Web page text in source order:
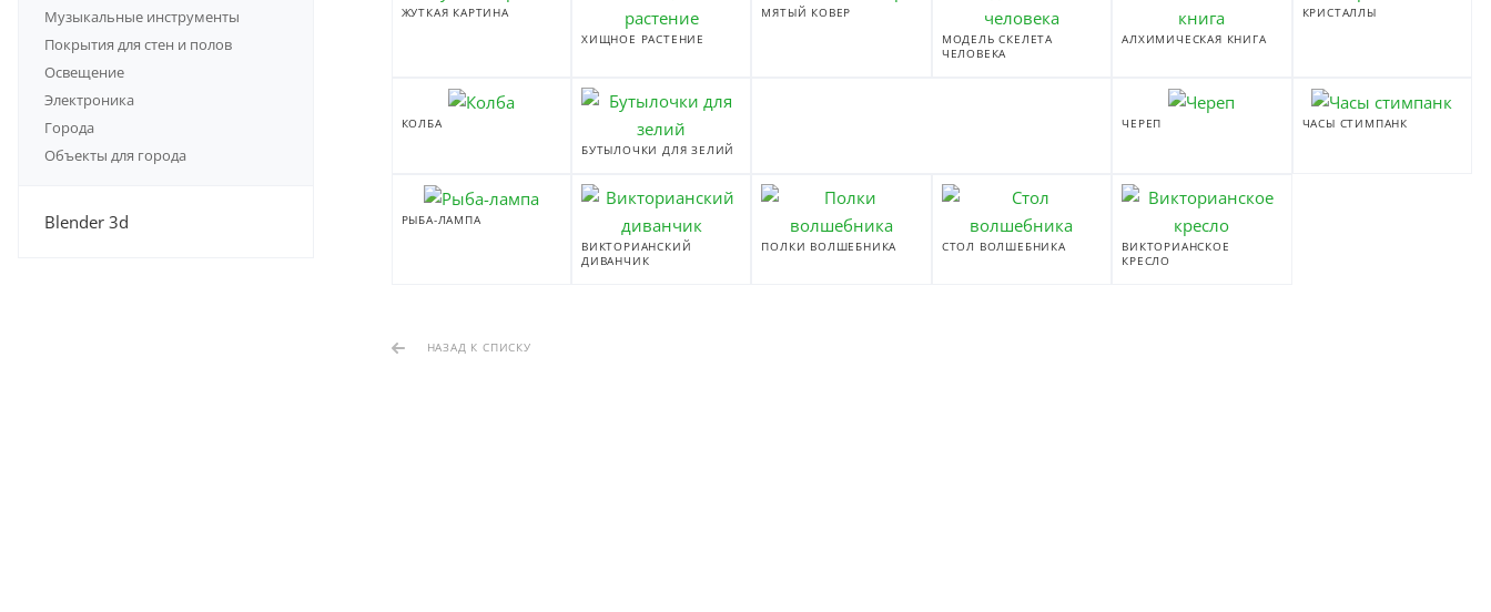
Музыкальные инструменты
Покрытия для стен и полов
Освещение
Электроника
Города
Объекты для города
Blender 3d
ЖУТКАЯ КАРТИНА
ХИЩНОЕ РАСТЕНИЕ
МЯТЫЙ КОВЕР
МОДЕЛЬ СКЕЛЕТА
ЧЕЛОВЕКА
АЛХИМИЧЕСКАЯ КНИГА
КРИСТАЛЛЫ
КОЛБА
БУТЫЛОЧКИ ДЛЯ ЗЕЛИЙ
ЧЕРЕП ЧАСЫ СТИМПАНК
РЫБА-ЛАМПА
ВИКТОРИАНСКИЙ
ДИВАНЧИК
ПОЛКИ ВОЛШЕБНИКА СТОЛ ВОЛШЕБНИКА
ВИКТОРИАНСКОЕ
КРЕСЛО
НАЗАД К СПИСКУ